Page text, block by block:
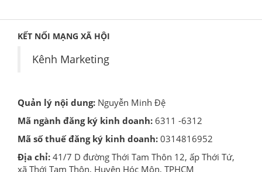
KẾT NỐI MẠNG XÃ HỘI
Kênh Marketing
Quản lý nội dung: Nguyễn Minh Đệ
Mã ngành đăng ký kinh doanh: 6311 -6312
Mã số thuế đăng ký kinh doanh: 0314816952
Địa chỉ: 41/7 D đường Thới Tam Thôn 12, ấp Thới Tứ,
xã Thới Tam Thôn, Huyện Hóc Môn, TPHCM